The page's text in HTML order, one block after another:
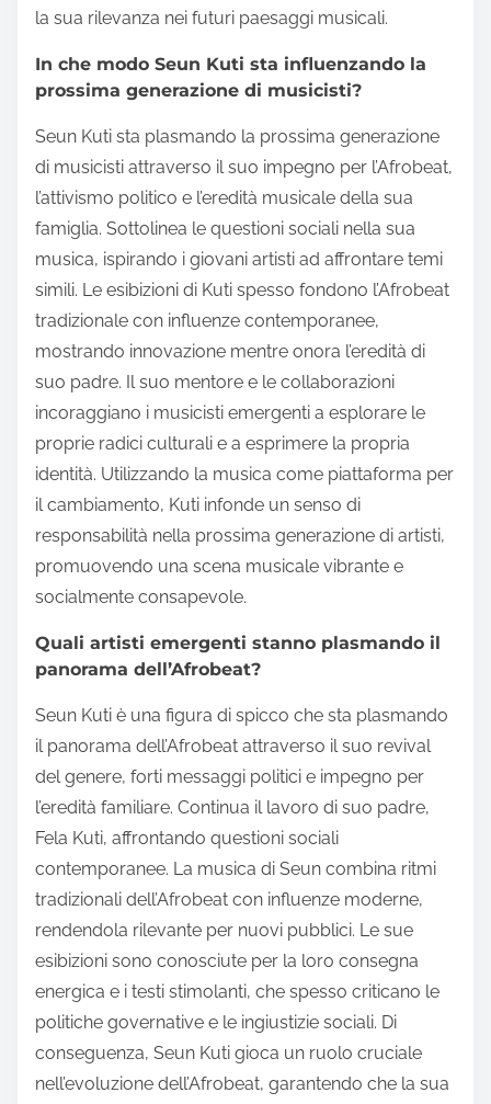
la sua rilevanza nei futuri paesaggi musicali.
In che modo Seun Kuti sta influenzando la
prossima generazione di musicisti?
Seun Kuti sta plasmando la prossima generazione
di musicisti attraverso il suo impegno per l’Afrobeat,
l’attivismo politico e l’eredità musicale della sua
famiglia. Sottolinea le questioni sociali nella sua
musica, ispirando i giovani artisti ad affrontare temi
simili. Le esibizioni di Kuti spesso fondono l’Afrobeat
tradizionale con influenze contemporanee,
mostrando innovazione mentre onora l’eredità di
suo padre. Il suo mentore e le collaborazioni
incoraggiano i musicisti emergenti a esplorare le
proprie radici culturali e a esprimere la propria
identità. Utilizzando la musica come piattaforma per
il cambiamento, Kuti infonde un senso di
responsabilità nella prossima generazione di artisti,
promuovendo una scena musicale vibrante e
socialmente consapevole.
Quali artisti emergenti stanno plasmando il
panorama dell’Afrobeat?
Seun Kuti è una figura di spicco che sta plasmando
il panorama dell’Afrobeat attraverso il suo revival
del genere, forti messaggi politici e impegno per
l’eredità familiare. Continua il lavoro di suo padre,
Fela Kuti, affrontando questioni sociali
contemporanee. La musica di Seun combina ritmi
tradizionali dell’Afrobeat con influenze moderne,
rendendola rilevante per nuovi pubblici. Le sue
esibizioni sono conosciute per la loro consegna
energica e i testi stimolanti, che spesso criticano le
politiche governative e le ingiustizie sociali. Di
conseguenza, Seun Kuti gioca un ruolo cruciale
nell’evoluzione dell’Afrobeat, garantendo che la sua